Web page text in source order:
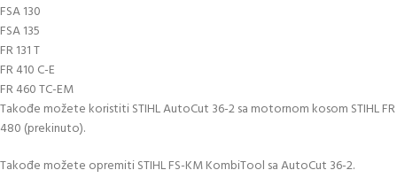
FSA 130
FSA 135
FR 131 T
FR 410 C-E
FR 460 TC-EM
Takođe možete koristiti STIHL AutoCut 36-2 sa motornom kosom STIHL FR
480 (prekinuto).
Takođe možete opremiti STIHL FS-KM KombiTool sa AutoCut 36-2.